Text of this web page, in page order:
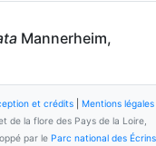
Mannerheim,
en
1980 Fiche espèce
et crédits
Mentions légales
de la flore des Pays de la Loire,
par le Parc national des Écrins